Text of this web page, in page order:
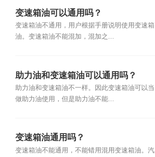
变速箱油可以通用吗？
变速箱油不通用，用户根据手册说明使用变速箱
油。变速箱油不能混加，混加之...
助力油和变速箱油可以通用吗？
助力油和变速箱油不一样。因此变速箱油可以当
做助力油使用，但是助力油不能...
变速箱油通用吗？
变速箱油不能通用，不能错用混用变速箱油。汽